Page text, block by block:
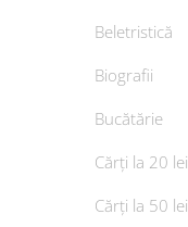
Beletristică
Biografii
Bucătărie
Cărți la 20 lei
Cărți la 50 lei